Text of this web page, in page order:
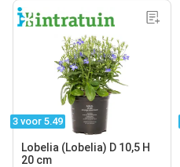
3 voor 5.49
Lobelia (Lobelia) D 10,5 H
20 cm